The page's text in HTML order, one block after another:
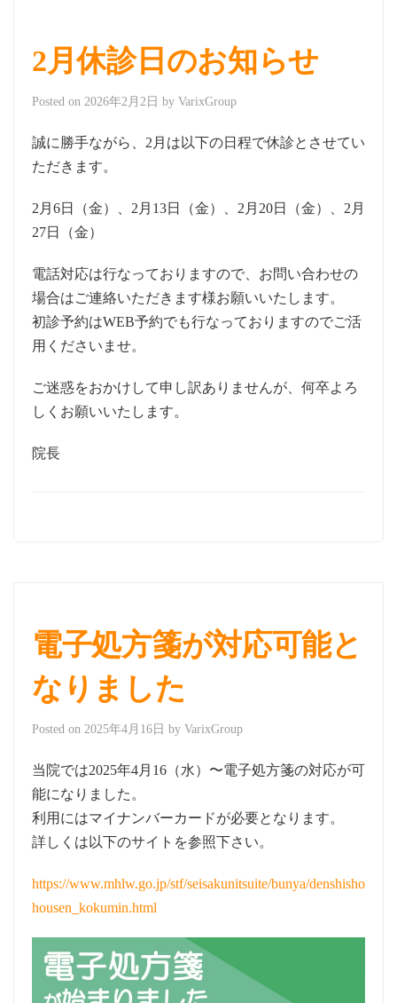
2月休診日のお知らせ
Posted on 2026年2月2日 by VarixGroup
誠に勝手ながら、2月は以下の日程で休診とさせてい
ただきます。
2月6日（金）、2月13日（金）、2月20日（金）、2月
27日（金）
電話対応は行なっておりますので、お問い合わせの
場合はご連絡いただきます様お願いいたします。
初診予約はWEB予約でも行なっておりますのでご活
用くださいませ。
ご迷惑をおかけして申し訳ありませんが、何卒よろ
しくお願いいたします。
院長
電子処方箋が対応可能と
なりました
Posted on 2025年4月16日 by VarixGroup
当院では2025年4月16（水）〜電子処方箋の対応が可
能になりました。
利用にはマイナンバーカードが必要となります。
詳しくは以下のサイトを参照下さい。
https://www.mhlw.go.jp/stf/seisakunitsuite/bunya/denshisho
housen_kokumin.html